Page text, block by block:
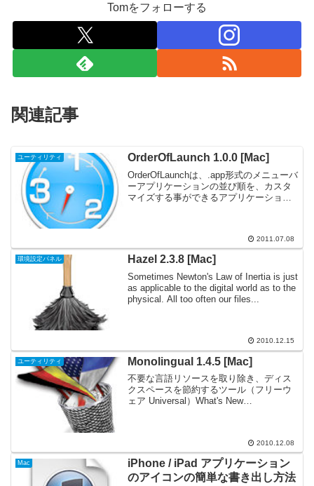
Tomをフォローする
関連記事
ユーティリティ OrderOfLaunch 1.0.0 [Mac]
OrderOfLaunchは、.app形式のメニューバ
ーアプリケーションの並び順を、カスタ
マイズする事ができるアプリケーション
2011.07.08
環境設定パネル Hazel 2.3.8 [Mac]
Sometimes Newton's Law of Inertia is just
as applicable to the digital world as to the
physical. All too often our files...
2010.12.15
ユーティリティ Monolingual 1.4.5 [Mac]
不要な言語リソースを取り除き、ディス
クスペースを節約するツール（フリーウ
ェア Universal）What's New
2010.12.08
Mac
iPhone / iPad アプリケーション
のアイコンの簡単な書き出し方法